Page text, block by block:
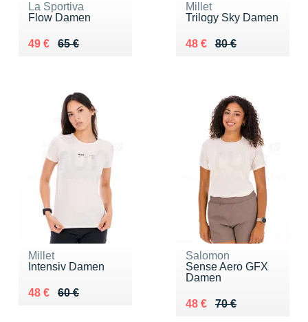
La Sportiva
Flow Damen
65 €
Au lieu de 65 €
49 €
Vendu 49 €
Millet
Trilogy Sky Damen
80 €
Au lieu de 80 €
48 €
Vendu 48 €
Millet
Intensiv Damen
60 €
Au lieu de 60 €
48 €
Vendu 48 €
Salomon
Sense Aero GFX
Damen
70 €
Au lieu de 70 €
48 €
Vendu 48 €